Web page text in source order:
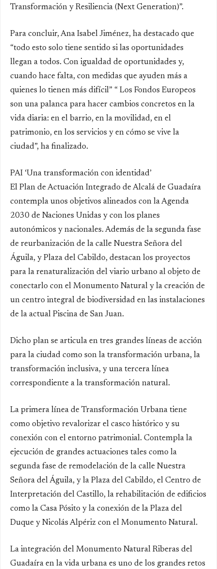
Transformación y Resiliencia (Next Generation)”.
Para concluir, Ana Isabel Jiménez, ha destacado que
“todo esto solo tiene sentido si las oportunidades
llegan a todos. Con igualdad de oportunidades y,
cuando hace falta, con medidas que ayuden más a
quienes lo tienen más difícil” “ Los Fondos Europeos
son una palanca para hacer cambios concretos en la
vida diaria: en el barrio, en la movilidad, en el
patrimonio, en los servicios y en cómo se vive la
ciudad”, ha finalizado.
PAI ‘Una transformación con identidad’
El Plan de Actuación Integrado de Alcalá de Guadaíra
contempla unos objetivos alineados con la Agenda
2030 de Naciones Unidas y con los planes
autonómicos y nacionales. Además de la segunda fase
de reurbanización de la calle Nuestra Señora del
Águila, y Plaza del Cabildo, destacan los proyectos
para la renaturalización del viario urbano al objeto de
conectarlo con el Monumento Natural y la creación de
un centro integral de biodiversidad en las instalaciones
de la actual Piscina de San Juan.
Dicho plan se articula en tres grandes líneas de acción
para la ciudad como son la transformación urbana, la
transformación inclusiva, y una tercera línea
correspondiente a la transformación natural.
La primera línea de Transformación Urbana tiene
como objetivo revalorizar el casco histórico y su
conexión con el entorno patrimonial. Contempla la
ejecución de grandes actuaciones tales como la
segunda fase de remodelación de la calle Nuestra
Señora del Águila, y la Plaza del Cabildo, el Centro de
Interpretación del Castillo, la rehabilitación de edificios
como la Casa Pósito y la conexión de la Plaza del
Duque y Nicolás Alpériz con el Monumento Natural.
La integración del Monumento Natural Riberas del
Guadaíra en la vida urbana es uno de los grandes retos